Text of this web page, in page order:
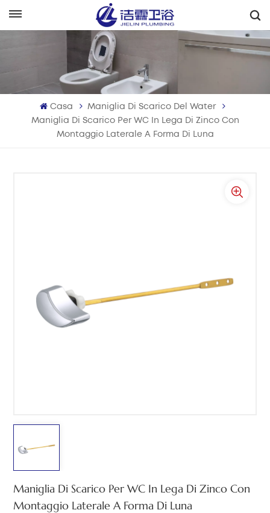
Français
Casa
Maniglia Di Scarico Del Water
Maniglia Di Scarico Per WC In Lega Di Zinco Con
Montaggio Laterale A Forma Di Luna
Maniglia Di Scarico Per WC In Lega Di Zinco Con
Montaggio Laterale A Forma Di Luna